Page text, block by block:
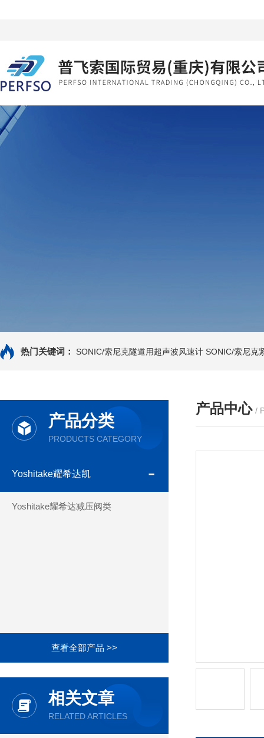
热门关键词： SONIC/索尼克隧道用超声波风速计 SONIC/索尼克
产品分类
PRODUCTS CATEGORY
Yoshitake耀希达凯
Yoshitake耀希达减压阀类
查看全部产品 >>
相关文章
RELATED ARTICLES
产品中心 /